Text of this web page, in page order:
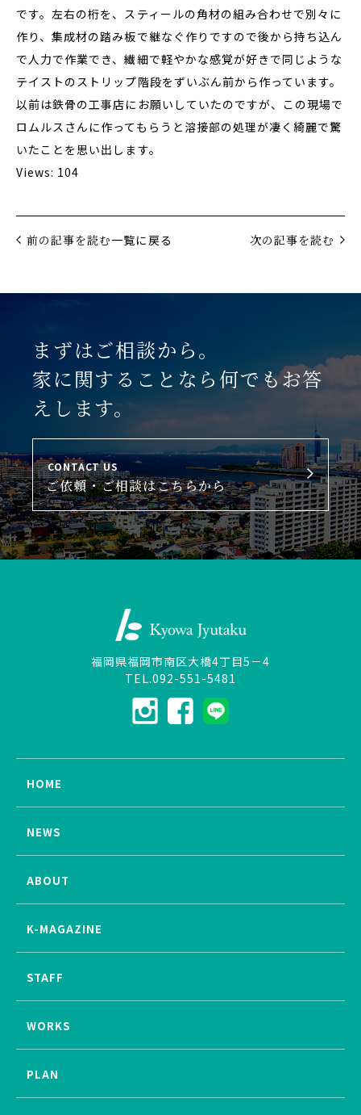
です。左右の桁を、スティールの角材の組み合わせで別々に
作り、集成材の踏み板で継なぐ作りですので後から持ち込ん
で人力で作業でき、繊細で軽やかな感覚が好きで同じような
テイストのストリップ階段をずいぶん前から作っています。
以前は鉄骨の工事店にお願いしていたのですが、この現場で
ロムルスさんに作ってもらうと溶接部の処理が凄く綺麗で驚
いたことを思い出します。
Views: 104
前の記事を読む一覧に戻る 次の記事を読む
まずはご相談から。
家に関することなら何でもお答
えします。
CONTACT US
ご依頼・ご相談はこちらから
福岡県福岡市南区大橋4丁目5－4
TEL.092-551-5481
HOME
NEWS
ABOUT
K-MAGAZINE
STAFF
WORKS
PLAN